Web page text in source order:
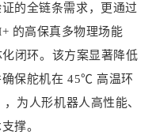
的全链条需求，更通过
的高保真多物理场能
闭环。该方案显著降低
确保舵机在 45℃ 高温环
为人形机器人高性能、
撑。